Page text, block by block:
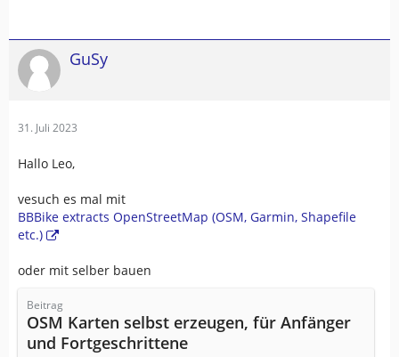
GuSy
31. Juli 2023
Hallo Leo,
vesuch es mal mit
BBBike extracts OpenStreetMap (OSM, Garmin, Shapefile
etc.)
oder mit selber bauen
Beitrag
OSM Karten selbst erzeugen, für Anfänger
und Fortgeschrittene